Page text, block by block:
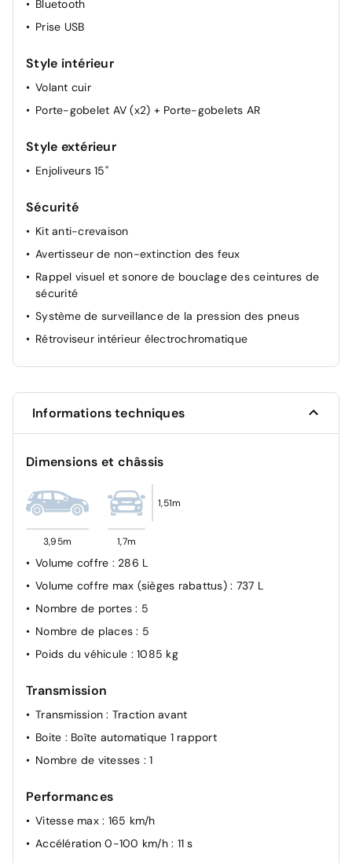
Système d'accès (conducteur, passager et coffre) et
de démarrage sans clé "Smart Entry & Start"
Bluetooth
Prise USB
Style intérieur
Volant cuir
Porte-gobelet AV (x2) + Porte-gobelets AR
Style extérieur
Enjoliveurs 15"
Sécurité
Kit anti-crevaison
Avertisseur de non-extinction des feux
Rappel visuel et sonore de bouclage des ceintures de
sécurité
Système de surveillance de la pression des pneus
Rétroviseur intérieur électrochromatique
Informations techniques
Dimensions et châssis
3,95m 1,7m
1,51m
Volume coffre : 286 L
Volume coffre max (sièges rabattus) : 737 L
Nombre de portes: 5
Nombre de places: 5
Poids du véhicule : 1085 kg
Transmission
Transmission: Traction avant
Boite : Boîte automatique 1 rapport
Nombre de vitesses : 1
Performances
Vitesse max : 165 km/h
Accélération 0-100 km/h : 11 s